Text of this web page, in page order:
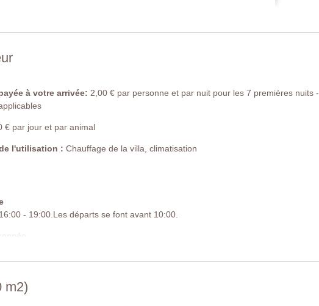
chaises, chaises longues et parasols
à votre arrivée: 2,00 € par personne et par nuit pour les 7 premières nuits -
€ par jour et par animal
l'utilisation : Chauffage de la villa, climatisation
- 19:00.Les départs se font avant 10:00.
m2)